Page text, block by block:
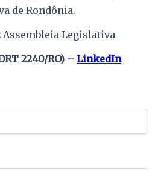
de Rondônia.
Assembleia Legislativa
2240/RO) – LinkedIn